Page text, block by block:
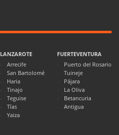
LANZAROTE
Arrecife
San Bartolomé
Haria
Tinajo
Teguise
Tías
Yaiza
FUERTEVENTURA
Puerto del Rosario
Tuineje
Pájara
La Oliva
Betancuria
Antigua